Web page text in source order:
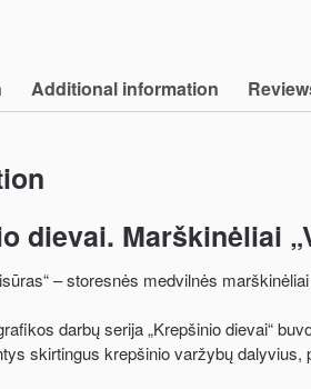
Additional information
dievai. Marškinėliai
– storesnės medvilnės
darbų serija „Krepšinio dievai“
skirtingus krepšinio varžybų dalyvius,